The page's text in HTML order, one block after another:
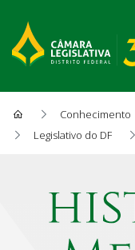
Conhecimento
Legislativo do DF